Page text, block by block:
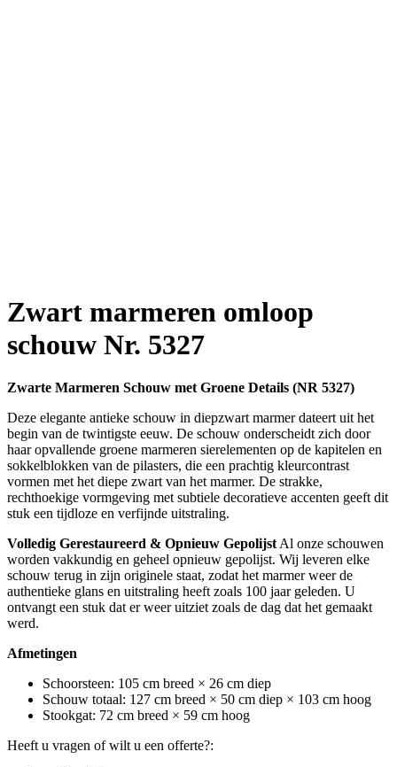
Zwart marmeren omloop
schouw Nr. 5327
Zwarte Marmeren Schouw met Groene Details (NR 5327)
Deze elegante antieke schouw in diepzwart marmer dateert uit het
begin van de twintigste eeuw. De schouw onderscheidt zich door
haar opvallende groene marmeren sierelementen op de kapitelen en
sokkelblokken van de pilasters, die een prachtig kleurcontrast
vormen met het diepe zwart van het marmer. De strakke,
rechthoekige vormgeving met subtiele decoratieve accenten geeft dit
stuk een tijdloze en verfijnde uitstraling.
Volledig Gerestaureerd & Opnieuw Gepolijst Al onze schouwen
worden vakkundig en geheel opnieuw gepolijst. Wij leveren elke
schouw terug in zijn originele staat, zodat het marmer weer de
authentieke glans en uitstraling heeft zoals 100 jaar geleden. U
ontvangt een stuk dat er weer uitziet zoals de dag dat het gemaakt
werd.
Afmetingen
Schoorsteen: 105 cm breed × 26 cm diep
Schouw totaal: 127 cm breed × 50 cm diep × 103 cm hoog
Stookgat: 72 cm breed × 59 cm hoog
Heeft u vragen of wilt u een offerte?: